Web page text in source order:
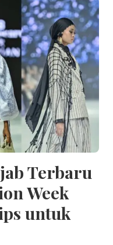
Terbaru
Week
untuk